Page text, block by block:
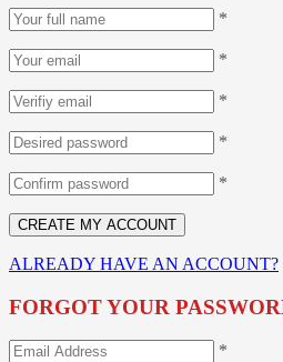
*
*
*
*
*
ALREADY HAVE AN ACCOUNT?
FORGOT YOUR
*